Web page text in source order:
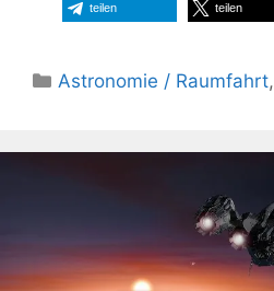
teilen teilen
Kategorien
Astronomie / Raumfahrt,